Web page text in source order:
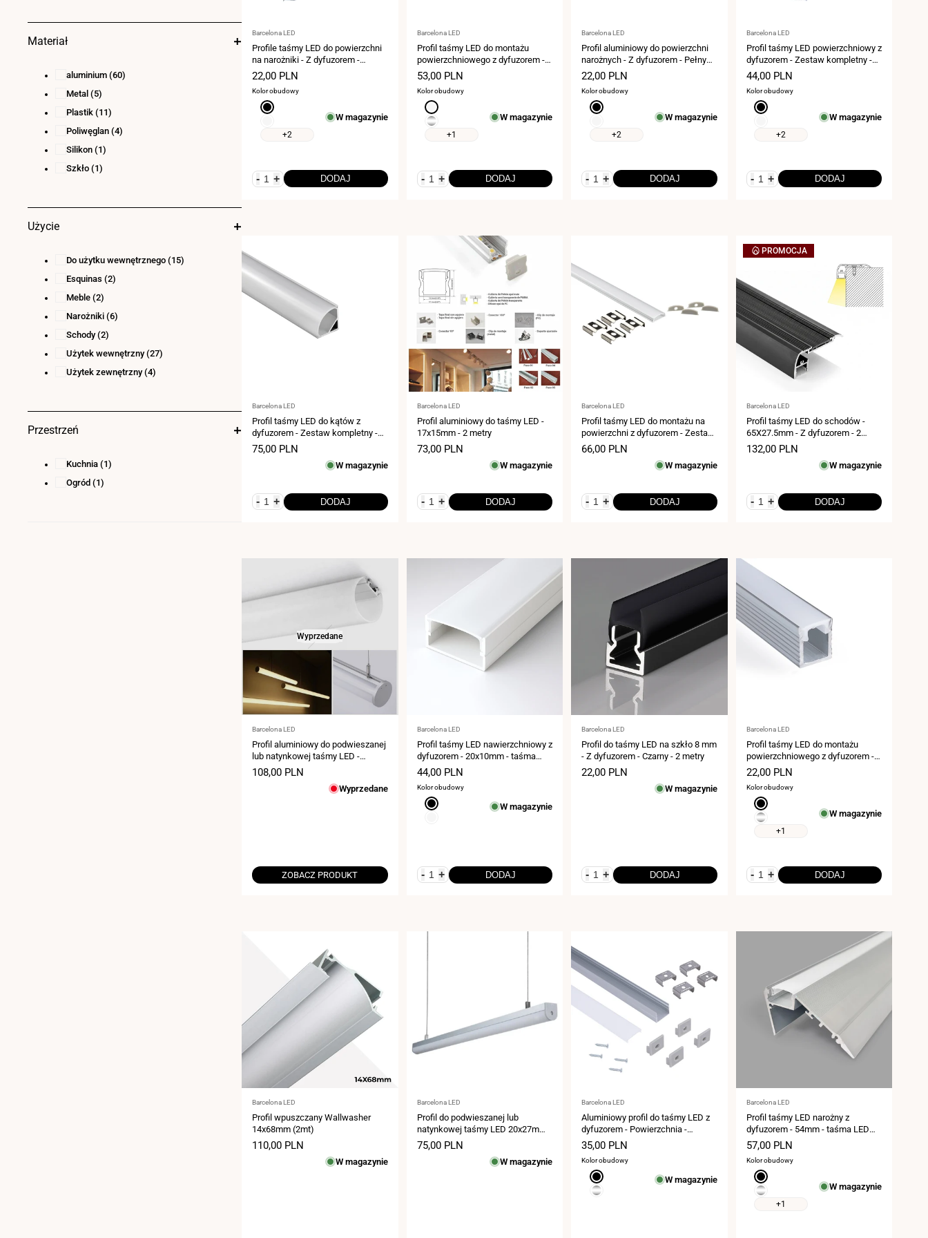
Dostawca:
Barcelona LED
Profile taśmy LED do powierzchni
na narożniki - Z dyfuzorem -
Komplet zestaw - 15,8x15,8mm -
Taśma LED ≤ 10 mm - 2 metry
Cena
sprzedaży
22,00 PLN
Kolor obudowy
Czarny
+2
W magazynie
- + DODAJ
Dostawca:
Barcelona LED
Profil taśmy LED do montażu
powierzchniowego z dyfuzorem -
Zestaw kompletny - 17x8,5mm -
Taśma LED ≤10mm - 2 metry
Cena
sprzedaży
53,00 PLN
Kolor obudowy
Biały
Srebro
+1
W magazynie
- + DODAJ
Dostawca:
Barcelona LED
Profil aluminiowy do powierzchni
narożnych - Z dyfuzorem - Pełny
zestaw - 20x20mm - Taśma LED
do 10mm - 2 metry
Cena
sprzedaży
22,00 PLN
Kolor obudowy
Czarny
+2
W magazynie
- + DODAJ
Dostawca:
Barcelona LED
Profil taśmy LED powierzchniowy z
dyfuzorem - Zestaw kompletny -
17,6x14,5mm - Taśma LED ≤ 12
mm - 2 metry
Cena
sprzedaży
44,00 PLN
Kolor obudowy
Czarny
+2
W magazynie
- + DODAJ
Dostawca:
Barcelona LED
Profil taśmy LED do kątów z
dyfuzorem - Zestaw kompletny -
16x16mm - Taśma LED ≤10 mm -
2 metry
Cena
75,00 PLN
W magazynie
- + DODAJ
Dostawca:
Barcelona LED
Profil aluminiowy do taśmy LED -
17x15mm - 2 metry
Cena
73,00 PLN
W magazynie
- + DODAJ
Dostawca:
Barcelona LED
Profil taśmy LED do montażu na
powierzchni z dyfuzorem - Zestaw
kompletny - 13x5,6mm - Taśma
LED ≤10mm - 2 metry
Cena
66,00 PLN
W magazynie
- + DODAJ
PROMOCJA
Dostawca:
Barcelona LED
Profil taśmy LED do schodów -
65X27.5mm - Z dyfuzorem - 2
metry
Cena
132,00 PLN
W magazynie
- + DODAJ
Wyprzedane
Dostawca:
Barcelona LED
Profil aluminiowy do podwieszanej
lub natynkowej taśmy LED -
23X8mm - 2metry
Cena
108,00 PLN
Wyprzedane
ZOBACZ PRODUKT
Dostawca:
Barcelona LED
Profil taśmy LED nawierzchniowy z
dyfuzorem - 20x10mm - taśma
LED ≤15mm - 2 metry - 0,65mm -
21g/m
Cena
sprzedaży
44,00 PLN
Kolor obudowy
Czarny
W magazynie
- + DODAJ
Dostawca:
Barcelona LED
Profil do taśmy LED na szkło 8 mm
- Z dyfuzorem - Czarny - 2 metry
Cena
22,00 PLN
W magazynie
- + DODAJ
Dostawca:
Barcelona LED
Profil taśmy LED do montażu
powierzchniowego z dyfuzorem -
Zestaw kompletny - 9x7mm -
Taśma LED ≤5mm - 2 metry
Cena
sprzedaży
22,00 PLN
Kolor obudowy
Czarny
Srebro
+1
W magazynie
- + DODAJ
Dostawca:
Barcelona LED
Profil wpuszczany Wallwasher
14x68mm (2mt)
Cena
110,00 PLN
W magazynie
Dostawca:
Barcelona LED
Profil do podwieszanej lub
natynkowej taśmy LED 20x27mm
(2metry)
Cena
75,00 PLN
W magazynie
Dostawca:
Barcelona LED
Aluminiowy profil do taśmy LED z
dyfuzorem - Powierzchnia -
Kompletne zestaw - 18 x 13 mm -
Taśma LED ≤ 15 mm - 2 metry
Cena
sprzedaży
35,00 PLN
Kolor obudowy
Czarny
Srebro
W magazynie
Dostawca:
Barcelona LED
Profil taśmy LED narożny z
dyfuzorem - 54mm - taśma LED
≤12 mm - 2 metry - 1mm - 320g/m
Cena
sprzedaży
57,00 PLN
Kolor obudowy
Czarny
Srebro
+1
W magazynie
srebrosrebro (1)
s
r
e
b
r
o
-
c
z
a
r
n
y
Materiał
aluminium (60)
Metal (5)
Plastik (11)
Poliwęglan (4)
Silikon (1)
Szkło (1)
Użycie
Do użytku wewnętrznego (15)
Esquinas (2)
Meble (2)
Narożniki (6)
Schody (2)
Użytek wewnętrzny (27)
Użytek zewnętrzny (4)
Przestrzeń
Kuchnia (1)
Ogród (1)